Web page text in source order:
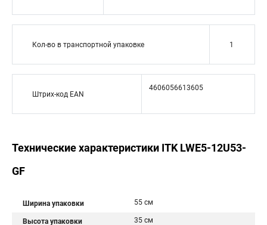
Кол-во в транспортной упаковке 1
Штрих-код EAN
4606056613605
Технические характеристики ITK LWE5-12U53-
GF
Ширина упаковки 55 см
Высота упаковки 35 см